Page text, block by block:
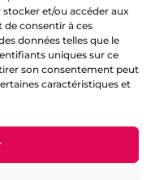
et/ou accéder aux
de consentir à ces
données telles que le
uniques sur ce
son consentement peut
caractéristiques et